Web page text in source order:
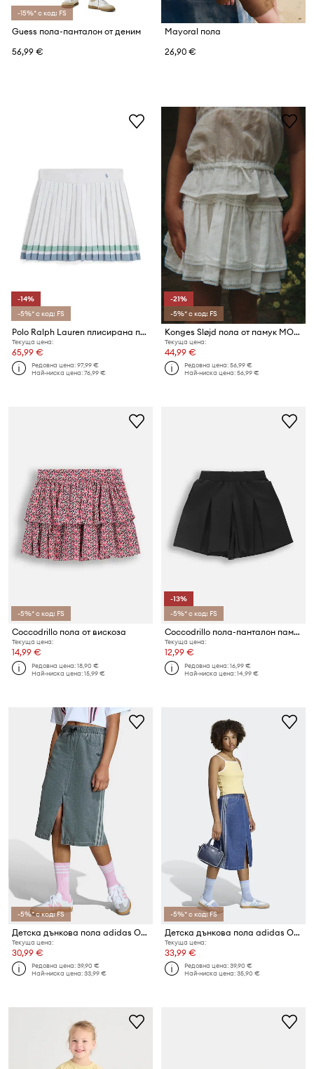
-15%* с код: FS
Guess пола-панталон от деним
56,99 €
Mayoral пола
26,90 €
-14%
-5%* с код: FS
Polo Ralph Lauren плисирана пола
Текуща цена:
65,99 €
Редовна цена:97,99 €
Най-ниска цена:76,99 €
-21%
-5%* с код: FS
Konges Sløjd пола от памук MORA SKIRT GOTS
Текуща цена:
44,99 €
Редовна цена:56,99 €
Най-ниска цена:56,99 €
-5%* с код: FS
Coccodrillo пола от вискоза
Текуща цена:
14,99 €
Редовна цена:18,90 €
Най-ниска цена:15,99 €
-13%
-5%* с код: FS
Coccodrillo пола-панталон памучна
Текуща цена:
12,99 €
Редовна цена:16,99 €
Най-ниска цена:14,99 €
-5%* с код: FS
Детска дънкова пола adidas Originals
Текуща цена:
30,99 €
Редовна цена:39,90 €
Най-ниска цена:33,99 €
-5%* с код: FS
Детска дънкова пола adidas Originals
Текуща цена:
33,99 €
Редовна цена:39,90 €
Най-ниска цена:35,90 €